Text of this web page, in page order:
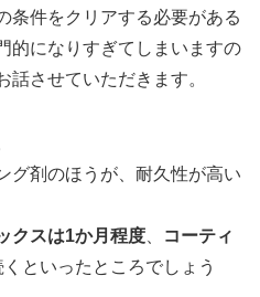
条件をクリアする必要がある
的になりすぎてしまいますの
話させていただきます。
グ剤のほうが、耐久性が高い
クスは1か月程度
コーティ
といったところでしょう